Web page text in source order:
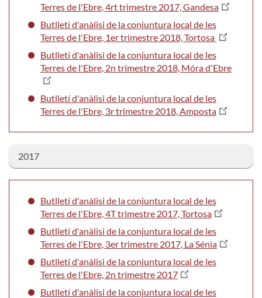
Terres de l'Ebre, 4rt trimestre 2017, Gandesa
Butlletí d'anàlisi de la conjuntura local de les
Terres de l'Ebre, 1er trimestre 2018, Tortosa
Butlletí d'anàlisi de la conjuntura local de les
Terres de l'Ebre, 2n trimestre 2018, Móra d'Ebre
Butlletí d'anàlisi de la conjuntura local de les
Terres de l'Ebre, 3r trimestre 2018, Amposta
2017
Butlletí d'anàlisi de la conjuntura local de les
Terres de l'Ebre, 4T trimestre 2017, Tortosa
Butlletí d'anàlisi de la conjuntura local de les
Terres de l'Ebre, 3er trimestre 2017, La Sénia
Butlletí d'anàlisi de la conjuntura local de les
Terres de l'Ebre, 2n trimestre 2017
Butlletí d'anàlisi de la conjuntura local de les